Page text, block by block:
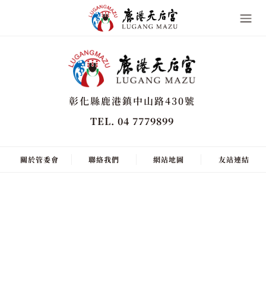
彰化縣鹿港鎮中山路430號
TEL. 04 7779899
關於管委會 聯絡我們 網站地圖 友站連結